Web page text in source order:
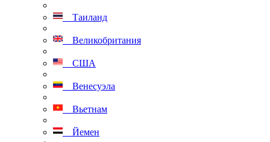
Таиланд
Великобритания
США
Венесуэла
Вьетнам
Йемен